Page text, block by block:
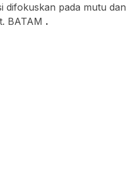
difokuskan pada mutu dan
BATAM .